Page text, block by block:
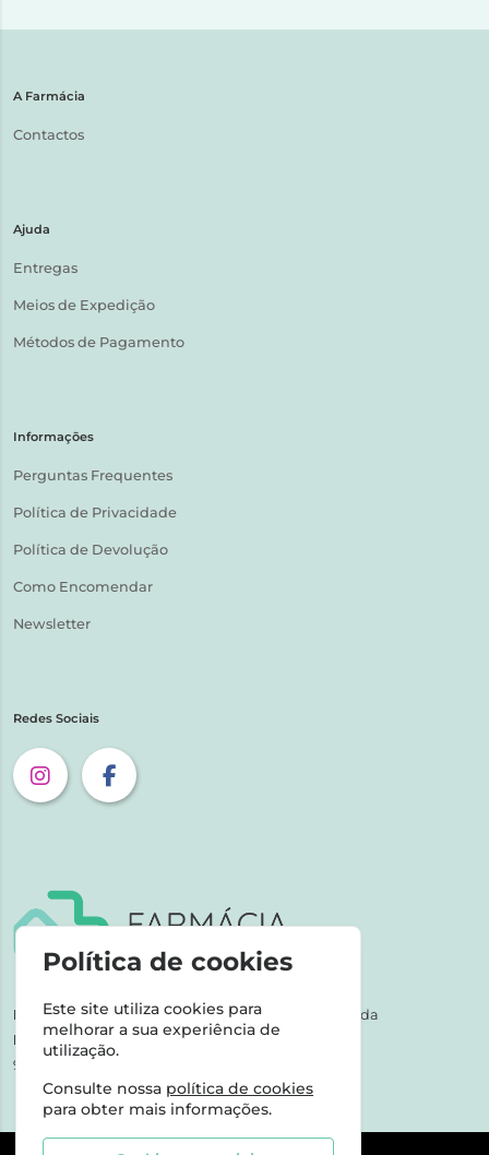
A Farmácia
Contactos
Ajuda
Entregas
Meios de Expedição
Métodos de Pagamento
Informações
Perguntas Frequentes
Política de Privacidade
Política de Devolução
Como Encomendar
Newsletter
Redes Sociais
NIPC:507 590 490 | Farmácias Tarige Unipessoal Lda
Horário de Atendimento:
9-17h dias úteis
Política de cookies
Este site utiliza cookies para
melhorar a sua experiência de
utilização.
Consulte nossa política de cookies
para obter mais informações.